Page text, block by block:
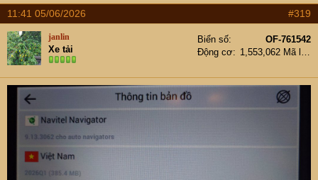
11:41 05/06/2026 #319
janlin
Xe tải
Biển số
OF-761542
Động cơ